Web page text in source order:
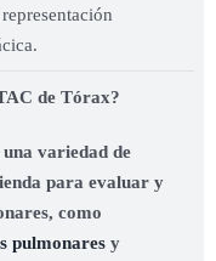
de Tórax?
variedad de
para evaluar y
como
pulmonaresy